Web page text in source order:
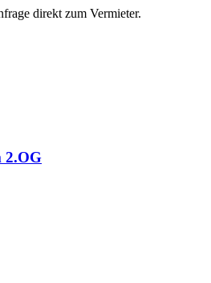
direkt zum Vermieter.
2.OG